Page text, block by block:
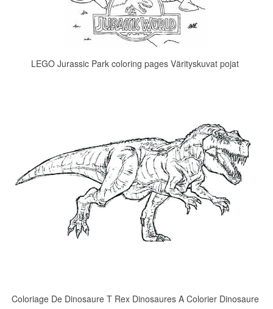
LEGO Jurassic Park coloring pages Värityskuvat pojat
Coloriage De Dinosaure T Rex Dinosaures A Colorier Dinosaure